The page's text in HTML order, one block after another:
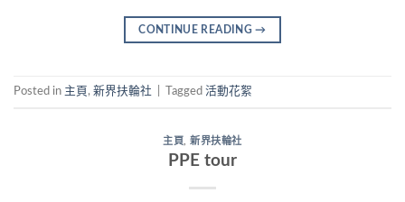
CONTINUE READING→
Posted in 主頁 , 新界扶輪社 Tagged 活動花絮
主頁 ,新界扶輪社
PPE tour